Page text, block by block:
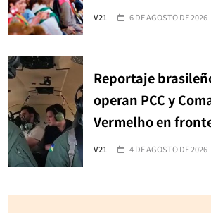
V21 6 DE AGOSTO DE 2026
Reportaje
operan PCC y
Vermelho en
V21 4 DE AGOSTO DE 2026